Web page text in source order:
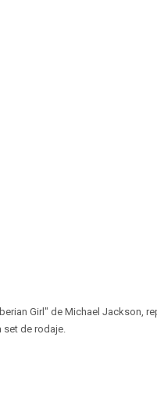
Girl" de Michael Jackson,
set de rodaje.